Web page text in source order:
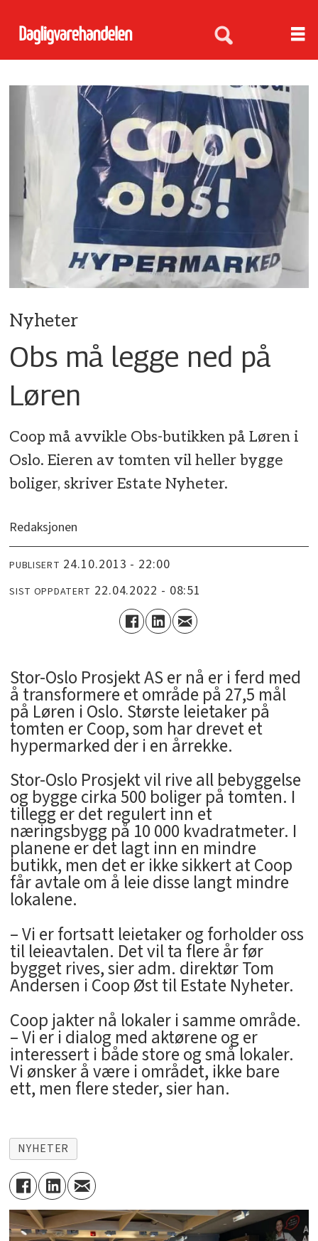
Nyheter
Obs må legge ned på
Løren
Coop må avvikle Obs-butikken på Løren i
Oslo. Eieren av tomten vil heller bygge
boliger, skriver Estate Nyheter.
Redaksjonen
PUBLISERT 24.10.2013 - 22:00
SIST OPPDATERT 22.04.2022 - 08:51
Stor-Oslo Prosjekt AS er nå er i ferd med
å transformere et område på 27,5 mål
på Løren i Oslo. Største leietaker på
tomten er Coop, som har drevet et
hypermarked der i en årrekke.
Stor-Oslo Prosjekt vil rive all bebyggelse
og bygge cirka 500 boliger på tomten. I
tillegg er det regulert inn et
næringsbygg på 10 000 kvadratmeter. I
planene er det lagt inn en mindre
butikk, men det er ikke sikkert at Coop
får avtale om å leie disse langt mindre
lokalene.
– Vi er fortsatt leietaker og forholder oss
til leieavtalen. Det vil ta flere år før
bygget rives, sier adm. direktør Tom
Andersen i Coop Øst til Estate Nyheter.
Coop jakter nå lokaler i samme område.
– Vi er i dialog med aktørene og er
interessert i både store og små lokaler.
Vi ønsker å være i området, ikke bare
ett, men flere steder, sier han.
NYHETER